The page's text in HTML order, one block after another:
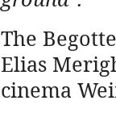
The
Elias
cinema